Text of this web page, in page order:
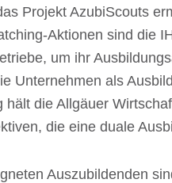
Projekt AzubiScouts
Aktio­nen sind die
um ihr
Unter­neh­men als
hält die Allgäuer
die eine duale
Auszu­bil­den­den